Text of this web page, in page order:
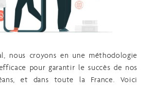
nous croyons en une méthodologie
pour garantir le succès de nos
et dans toute la France. Voici